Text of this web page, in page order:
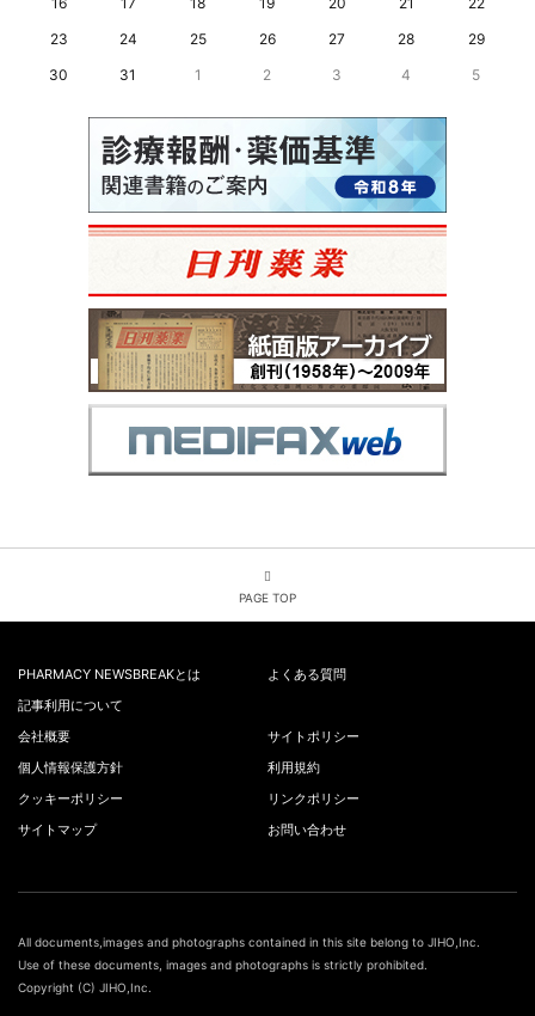
23
24 25 26 27 28
29
30
31 1 2 3 4 5
PAGE TOP
PHARMACY NEWSBREAKとは
よくある質問
記事利用について
会社概要
サイトポリシー
個人情報保護方針
利用規約
クッキーポリシー
リンクポリシー
サイトマップ
お問い合わせ
All documents,images and photographs contained in this site belong to JIHO,Inc.
Use of these documents, images and photographs is strictly prohibited.
Copyright (C) JIHO,Inc.